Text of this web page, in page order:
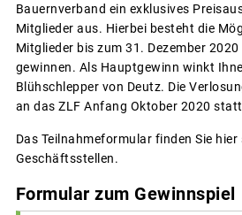
Bauernverband ein exklusives
Mitglieder aus. Hierbei besteht die
Mitglieder bis zum 31. Dezember
gewinnen. Als Hauptgewinn winkt
Blühschlepper von Deutz. Die
an das ZLF Anfang Oktober 2020
Das Teilnahmeformular finden Sie
Geschäftsstellen.
Formular zum Gewinnspiel